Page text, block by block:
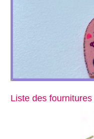
Liste des fournitures